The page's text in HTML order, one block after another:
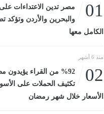
01
مصر تدين الاعتداءات
والبحرين والأردن وتؤكد
الكامل معها
منذ 6 أشهر
02
%92 من القراء يؤيدون
تكثيف الحملات على
الأسعار خلال شهر رمضان